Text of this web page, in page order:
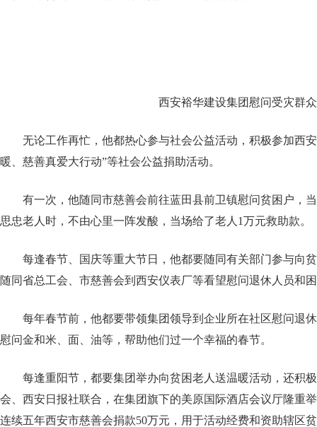
西安裕华建设集团慰问受灾群众
无论工作再忙，他都热心参与社会公益活动，积极参加西
暖、慈善真爱大行动”等社会公益捐助活动。
有一次，他随同市慈善会前往蓝田县前卫镇慰问贫困户，
思忠老人时，不由心里一阵发酸，当场给了老人1万元救助款。
每逢春节、国庆等重大节日，他都要随同有关部门参与向
随同省总工会、市慈善会到西安仪表厂等看望慰问退休人员和
每年春节前，他都要带领集团领导到企业所在社区慰问退
慰问金和米、面、油等，帮助他们过一个幸福的春节。
每逢重阳节，都要集团举办向贫困老人送温暖活动，还积
会、西安日报社联合，在集团旗下的美原国际酒店会议厅隆重
连续五年西安市慈善会捐款50万元，用于活动经费和资助辖区